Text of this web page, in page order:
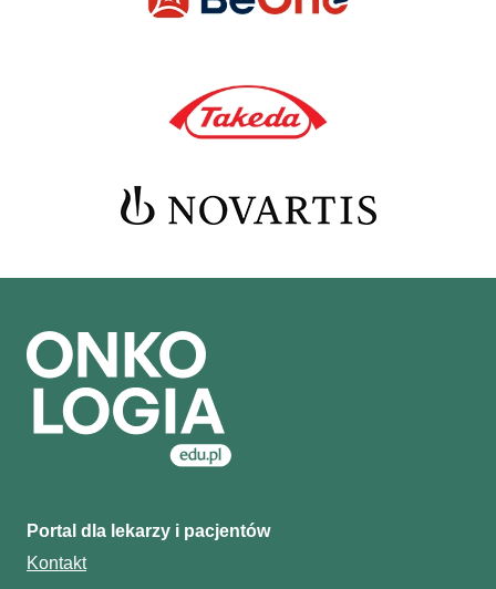
Portal dla lekarzy i pacjentów
Kontakt